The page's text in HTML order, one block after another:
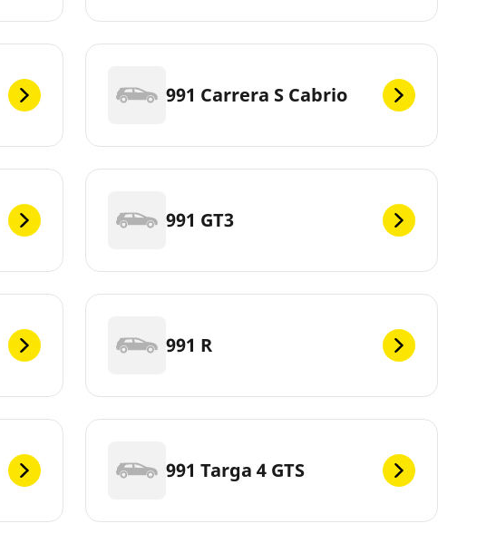
991 Carrera S Cabrio
991 GT3
991 R
991 Targa 4 GTS